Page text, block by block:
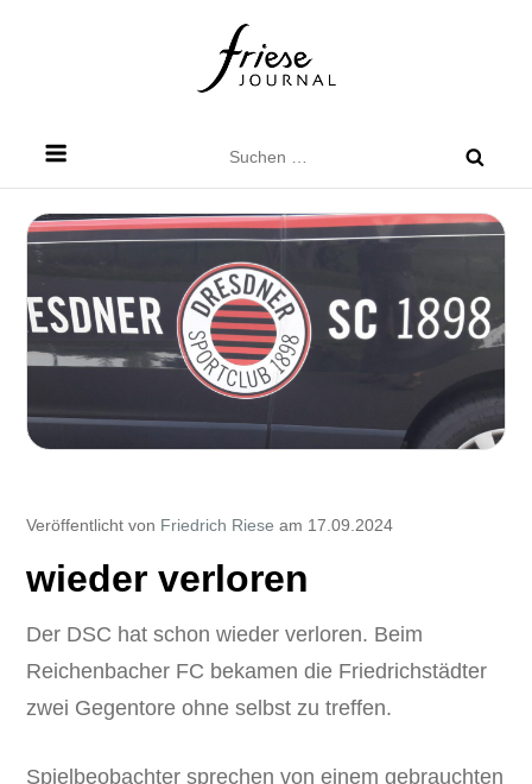
nach:
Veröffentlicht von Friedrich Riese am 17.09.2024
wieder verloren
Der DSC hat schon wieder verloren. Beim
Reichenbacher FC bekamen die Friedrichstädter
zwei Gegentore ohne selbst zu treffen.
Spielbeobachter sprechen von einem gebrauchten